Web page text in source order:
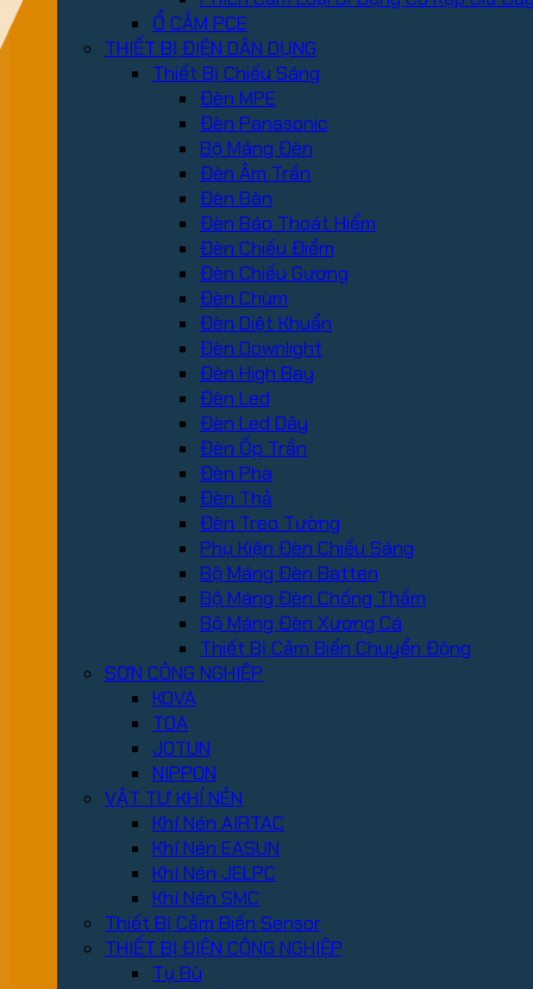
Ổ CẮM PCE
THIẾT BỊ ĐIỆN DÂN DỤNG
Thiết Bị Chiếu Sáng
Đèn MPE
Đèn Panasonic
Bộ Máng Đèn
Đèn Âm Trần
Đèn Bàn
Đèn Báo Thoát Hiểm
Đèn Chiếu Điểm
Đèn Chiếu Gương
Đèn Chùm
Đèn Diệt Khuẩn
Đèn Downlight
Đèn High Bay
Đèn Led
Đèn Led Dây
Đèn Ốp Trần
Đèn Pha
Đèn Thả
Đèn Treo Tường
Phụ Kiện Đèn Chiếu Sáng
Bộ Máng Đèn Batten
Bộ Máng Đèn Chống Thấm
Bộ Máng Đèn Xương Cá
Thiết Bị Cảm Biến Chuyển Động
SƠN CÔNG NGHIỆP
KOVA
TOA
JOTUN
NIPPON
VẬT TƯ KHÍ NÉN
Khí Nén AIRTAC
Khí Nén EASUN
Khí Nén JELPC
Khí Nén SMC
Thiết Bị Cảm Biến Sensor
THIẾT BỊ ĐIỆN CÔNG NGHIỆP
Tụ Bù